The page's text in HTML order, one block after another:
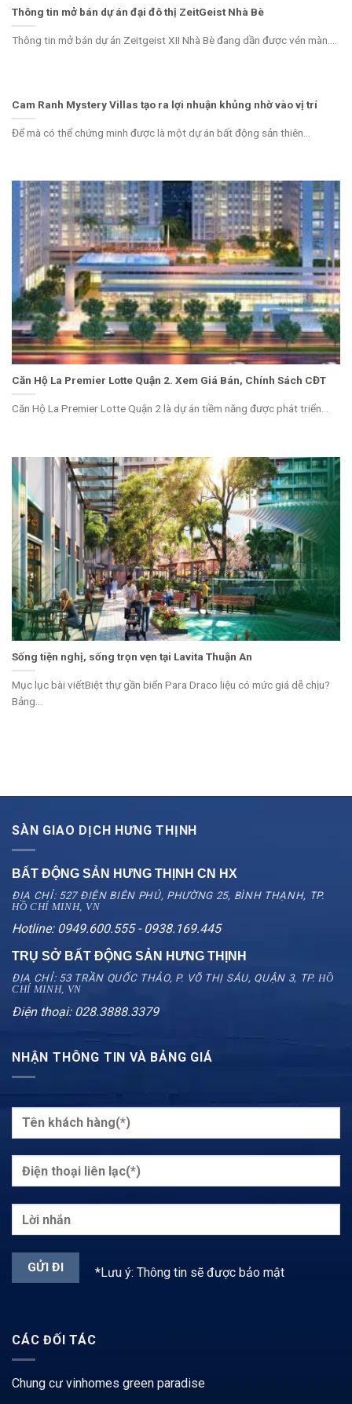
Thông tin mở bán dự án đại đô thị ZeitGeist Nhà Bè
Thông tin mở bán dự án Zeitgeist XII Nhà Bè đang dần được vén màn....
Cam Ranh Mystery Villas tạo ra lợi nhuận khủng nhờ vào vị trí
Để mà có thể chứng minh được là một dự án bất động sản thiên...
Căn Hộ La Premier Lotte Quận 2. Xem Giá Bán, Chính Sách CĐT
Căn Hộ La Premier Lotte Quận 2 là dự án tiềm năng được phát triển...
Sống tiện nghị, sống trọn vẹn tại Lavita Thuận An
Mục lục bài viếtBiệt thự gần biển Para Draco liệu có mức giá dễ chịu?
Bảng...
SÀN GIAO DỊCH HƯNG THỊNH
BẤT ĐỘNG SẢN HƯNG THỊNH CN HX
ĐỊA CHỈ: 527 ĐIỆN BIÊN PHỦ, PHƯỜNG 25, BÌNH THẠNH, TP.
HỒ CHÍ MINH, VN
Hotline: 0949.600.555 - 0938.169.445
TRỤ SỞ BẤT ĐỘNG SẢN HƯNG THỊNH
ĐỊA CHỈ: 53 TRẦN QUỐC THẢO, P. VÕ THỊ SÁU, QUẬN 3, TP. HỒ
CHÍ MINH, VN
Điện thoại: 028.3888.3379
NHẬN THÔNG TIN VÀ BẢNG GIÁ
*Lưu ý: Thông tin sẽ được bảo mật
CÁC ĐỐI TÁC
Chung cư vinhomes green paradise